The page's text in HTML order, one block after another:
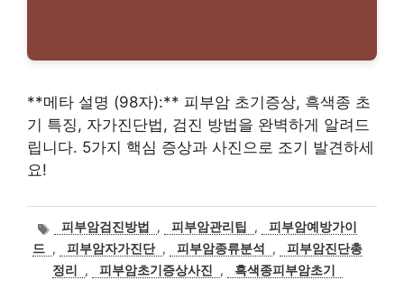
**메타 설명 (98자):** 피부암 초기증상, 흑색종 초
기 특징, 자가진단법, 검진 방법을 완벽하게 알려드
립니다. 5가지 핵심 증상과 사진으로 조기 발견하세
요!
태피부암검진방법 , 피부암관리팁 ,
피부암예방가이
드 , 피부암자가진단 , 피부암종류분석 ,
피부암진단총
정리
, 피부암초기증상사진 , 흑색종피부암초기